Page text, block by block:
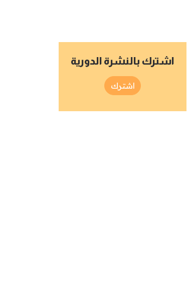
اشترك بالنشرة الدورية
اشترك